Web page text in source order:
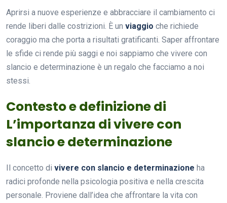
Aprirsi a nuove esperienze e abbracciare il cambiamento ci
rende liberi dalle costrizioni. È un viaggio che richiede
coraggio ma che porta a risultati gratificanti. Saper affrontare
le sfide ci rende più saggi e noi sappiamo che vivere con
slancio e determinazione è un regalo che facciamo a noi
stessi.
Contesto e definizione di
L’importanza di vivere con
slancio e determinazione
Il concetto di vivere con slancio e determinazione ha
radici profonde nella psicologia positiva e nella crescita
personale. Proviene dall’idea che affrontare la vita con